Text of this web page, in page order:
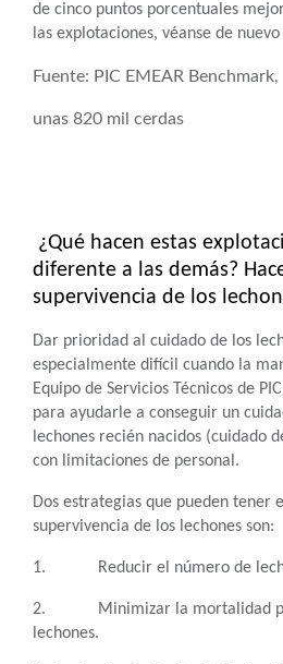
de cinco puntos porcentuales
las explotaciones, véanse de
Fuente: PIC EMEAR Benchmark,
unas 820 mil cerdas
¿Qué hacen estas
diferente a las demás?
supervivencia de los
Dar prioridad al cuidado de los
especialmente difícil cuando la
Equipo de Servicios Técnicos de
para ayudarle a conseguir un
lechones recién nacidos (cuidado
con limitaciones de personal.
Dos estrategias que pueden tener
supervivencia de los lechones son:
1. Reducir el número de
2. Minimizar la mortalidad
lechones.